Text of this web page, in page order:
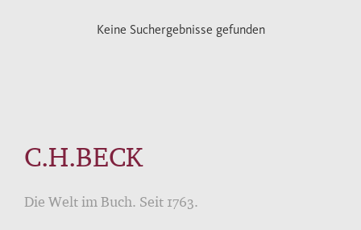
Keine Suchergebnisse gefunden
C.H.BECK
Die Welt im Buch. Seit 1763.